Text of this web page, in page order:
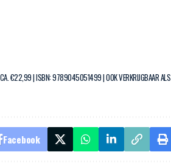
€22,99 | ISBN: 9789045051499 | OOK VERKRIJGBAAR ALS
Facebook